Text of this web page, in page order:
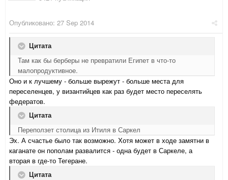
Опубликовано: 27 Sep 2014
Цитата
Там как бы берберы не превратили Египет в что-то
малопродуктивное.
Оно и к лучшему - больше вырежут - больше места для
переселенцев, у византийцев как раз будет место переселять
федератов.
Цитата
Переползет столица из Итиля в Саркел
Эх. А счастье было так возможно. Хотя может в ходе замятни в
каганате он пополам развалится - одна будет в Саркеле, а
вторая в где-то Тегеране.
Цитата